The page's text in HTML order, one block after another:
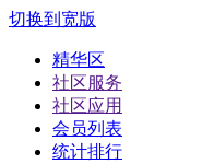
切换到宽版
精华区
社区服务
社区应用
会员列表
统计排行